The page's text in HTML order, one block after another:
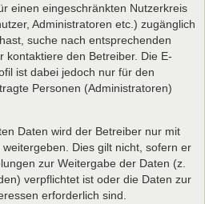
einen eingeschränkten Nutzerkreis
Administratoren etc.) zugänglich
suche nach entsprechenden
kontaktiere den Betreiber. Die E-
ist dabei jedoch nur für den
Personen (Administratoren)
Daten wird der Betreiber nur mit
Dies gilt nicht, sofern er
zur Weitergabe der Daten (z.
verpflichtet ist oder die Daten zur
erforderlich sind.